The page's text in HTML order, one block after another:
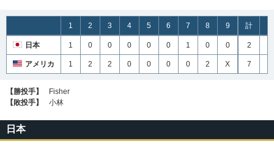
1 2 3 4 5 6 7 8 9 計
日本 1 0 0 0 0 0 1 0 0 2
アメリカ 1 2 2 0 0 0 0 2 X 7
【勝投手】
Fisher
【敗投手】
小林
日本